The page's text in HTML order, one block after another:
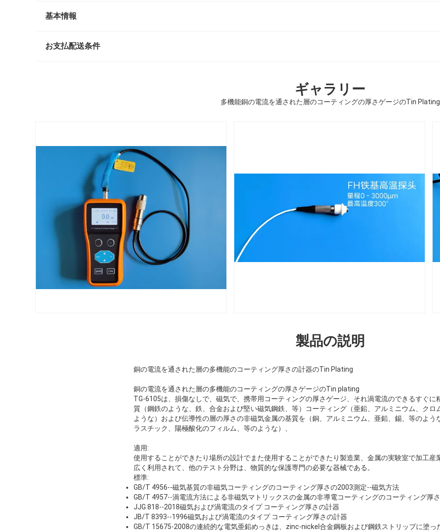
基本情報
お支払配送条件
ギャラリー
多機能銅の電流を通された層のコーティングの厚さゲージのTin Plating
製品の説明
銅の電流を通された層の多機能のコーティング厚さの計器のTin Plating
銅の電流を通された層の多機能のコーティングの厚さゲージのTin plating
TG-6105は、損傷なしで、磁気で、携帯用コーティングの厚さゲージ、それ渦電流のできるすぐに
質（鋼鉄のような、鉄、合金および堅い磁気鋼鉄、等）コーティング（亜鉛、アルミニウム、クロ
ような）および伝導性の層の厚さの非磁気金属の基質を（銅、アルミニウム、亜鉛、錫、等のよう
ラスチック、陽極酸化のフィルム、等のような）、
適用:
使用することができたり場所の設計でまた使用することができたり製造業、金属の実験室で加工産
広く利用されて、他のテスト分野は、物質的な保護専門の必要な器械である。
標準:
GB/T 4956--磁気基質の非磁気コーティングのコーティング厚さの2003測定--磁気方法
GB/T 4957--渦電流方法による非磁気マトリックスの金属の非導電コーティングのコーティング厚
JJG 818--2018磁気および渦電流のタイプ コーティング厚さの計器
JB/T 8393--1996磁気および渦電流のタイプ コーティング厚さの計器
GB/T 15675-2008の連続的な電気亜鉛めっきは、zinc-nickel合金鋼板および鋼鉄ストリップに塗っ